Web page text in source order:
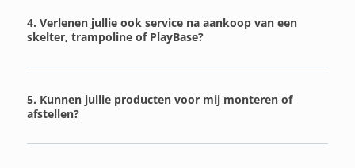
4. Verlenen jullie ook service na aankoop van een
skelter, trampoline of PlayBase?
5. Kunnen jullie producten voor mij monteren of
afstellen?